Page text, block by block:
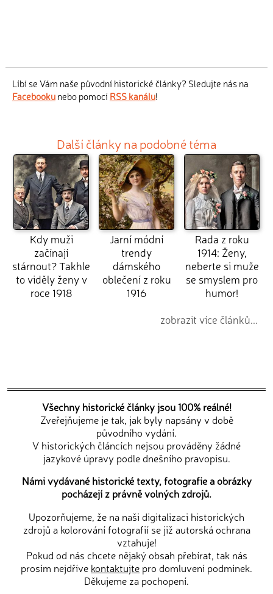
Líbí se Vám naše původní historické články? Sledujte nás na
Facebookunebo pomocí RSS kanálu!
Další články na podobné téma
Kdy muži
začínají
stárnout? Takhle
to viděly ženy v
roce 1918
Jarní módní
trendy
dámského
oblečení z roku
1916
Rada z roku
1914: Ženy,
neberte si muže
se smyslem pro
humor!
zobrazit více článků...
Všechny historické články jsou 100% reálné!
Zveřejňujeme je tak, jak byly napsány v době
původního vydání.
V historických článcích nejsou prováděny žádné
jazykové úpravy podle dnešního pravopisu.
Námi vydávané historické texty, fotografie a obrázky
pocházejí z právně volných zdrojů.
Upozorňujeme, že na naši digitalizaci historických
zdrojů a kolorování fotografií se již autorská ochrana
vztahuje!
Pokud od nás chcete nějaký obsah přebírat, tak nás
prosím nejdříve kontaktujte pro domluvení podmínek.
Děkujeme za pochopení.